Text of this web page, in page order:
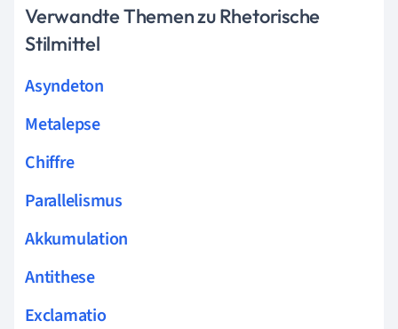
Verwandte Themen zu Rhetorische
Stilmittel
Asyndeton
Metalepse
Chiffre
Parallelismus
Akkumulation
Antithese
Exclamatio